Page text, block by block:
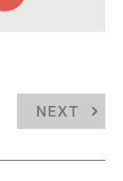
NEXT